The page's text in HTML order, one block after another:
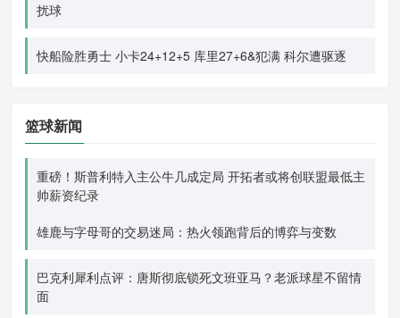
扰球
快船险胜勇士 小卡24+12+5 库里27+6&犯满 科尔遭驱逐
篮球新闻
重磅！斯普利特入主公牛几成定局 开拓者或将创联盟最低主
帅薪资纪录
雄鹿与字母哥的交易迷局：热火领跑背后的博弈与变数
巴克利犀利点评：唐斯彻底锁死文班亚马？老派球星不留情
面